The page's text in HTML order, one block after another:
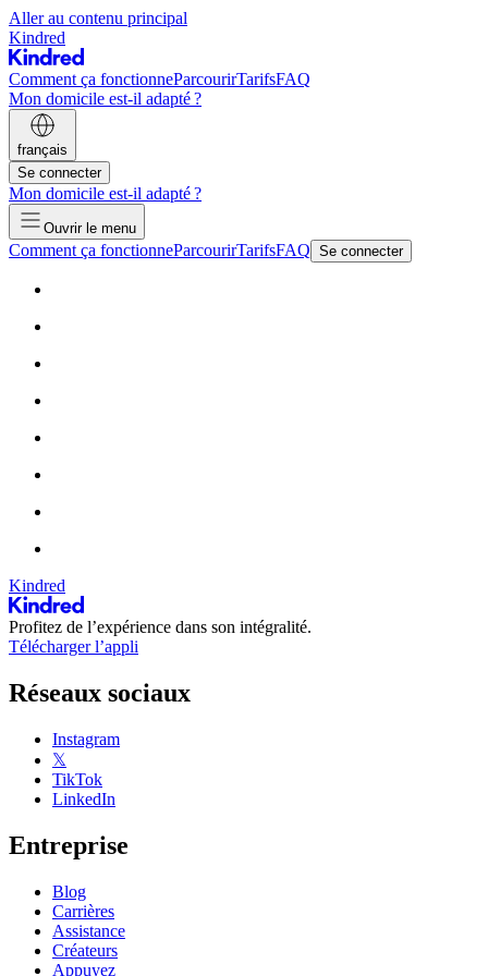
Aller au contenu principal
Kindred
Comment ça fonctionneParcourirTarifsFAQ
Mon domicile est-il adapté ?
français
Se connecter
Mon domicile est-il adapté ?
Ouvrir le menu
Comment ça fonctionneParcourirTarifsFAQ Se connecter
Kindred
Profitez de l’expérience dans son intégralité.
Télécharger l’appli
Réseaux sociaux
Instagram
𝕏
TikTok
LinkedIn
Entreprise
Blog
Carrières
Assistance
Créateurs
Appuyez